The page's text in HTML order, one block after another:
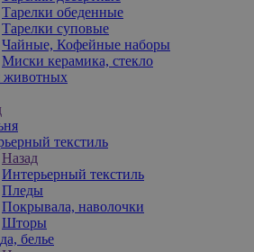
Тарелки обеденные
Тарелки суповые
Чайные, Кофейные наборы
Миски керамика, стекло
животных
текстиль
Назад
Интерьерный текстиль
Пледы
Покрывала, наволочки
Шторы
белье